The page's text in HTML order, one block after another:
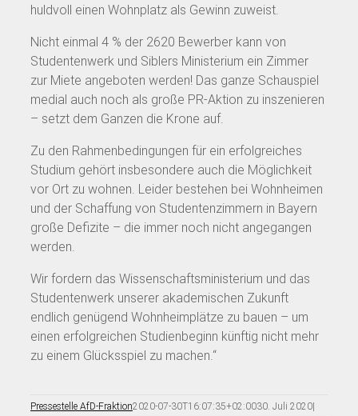
huldvoll einen Wohnplatz als Gewinn zuweist.
Nicht einmal 4 % der 2620 Bewerber kann von
Studentenwerk und Siblers Ministerium ein Zimmer
zur Miete angeboten werden! Das ganze Schauspiel
medial auch noch als große PR-Aktion zu inszenieren
– setzt dem Ganzen die Krone auf.
Zu den Rahmenbedingungen für ein erfolgreiches
Studium gehört insbesondere auch die Möglichkeit
vor Ort zu wohnen. Leider bestehen bei Wohnheimen
und der Schaffung von Studentenzimmern in Bayern
große Defizite – die immer noch nicht angegangen
werden.
Wir fordern das Wissenschaftsministerium und das
Studentenwerk unserer akademischen Zukunft
endlich genügend Wohnheimplätze zu bauen – um
einen erfolgreichen Studienbeginn künftig nicht mehr
zu einem Glücksspiel zu machen.“
Pressestelle AfD-Fraktion2020-07-30T16:07:35+02:0030. Juli 2020|